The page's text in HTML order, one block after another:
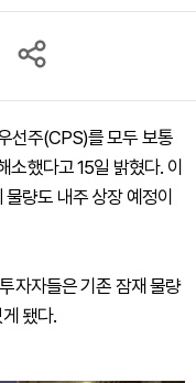
선주(CPS)를 모두 보통
했다고 15일 밝혔다. 이
량도 내주 상장 예정이
자자들은 기존 잠재 물량
됐다.